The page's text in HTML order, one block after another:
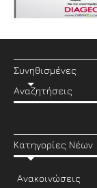
Συνηθισμένες
Αναζητήσεις
Κατηγορίες Νέων
Ανακοινώσεις